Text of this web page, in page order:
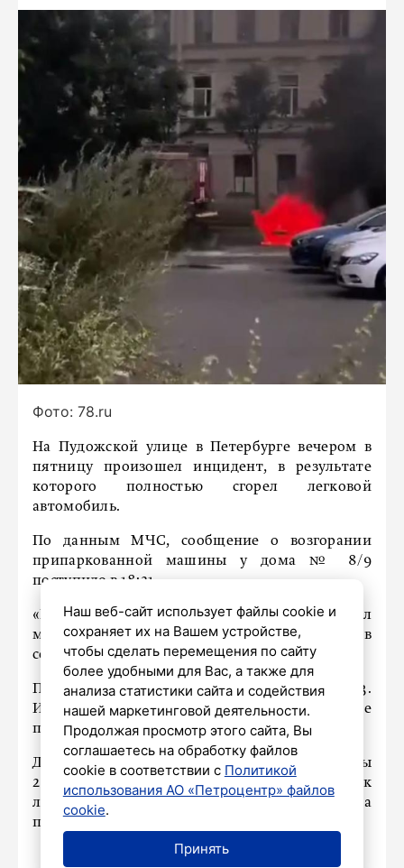
Фото: 78.ru
На Пудожской улице в Петербурге вечером в
пятницу произошел инцидент, в результате
которого полностью сгорел легковой
автомобиль.
По данным МЧС, сообщение о возгорании
припаркованной машины у дома № 8/9
поступило в 18:21.
«В легковом автомобиле огонь охватил
моторный отсек и салон», – сказано в
сообщении чрезвычайного ведомства.
Пожар был успешно ликвидирован к 18:33.
Информация о пострадавших в результате
происшествия не поступала.
Для тушения огня от МЧС были задействованы
2 единицы специальной техники и 10 человек
личного состава. Кадрами с места
происшествия поделилось издание
Наш веб-сайт использует файлы cookie и
сохраняет их на Вашем устройстве,
чтобы сделать перемещения по сайту
более удобными для Вас, а также для
анализа статистики сайта и содействия
нашей маркетинговой деятельности.
Продолжая просмотр этого сайта, Вы
соглашаетесь на обработку файлов
cookie в соответствии с Политикой
использования АО «Петроцентр» файлов
cookie.
Принять